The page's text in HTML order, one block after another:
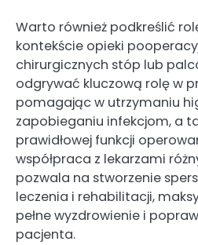
Warto również podkreślić
kontekście opieki
chirurgicznych stóp lub
odgrywać kluczową rolę w
pomagając w utrzymaniu
zapobieganiu infekcjom, a
prawidłowej funkcji
współpraca z lekarzami
pozwala na stworzenie
leczenia i rehabilitacji,
pełne wyzdrowienie i
pacjenta.